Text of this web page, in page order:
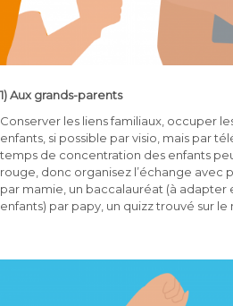
1) Aux grands-parents
Conserver les liens familiaux, occuper
enfants, si possible par visio, mais par
temps de concentration des enfants
rouge, donc organisez l’échange avec
par mamie, un baccalauréat (à adapter
enfants) par papy, un quizz trouvé sur